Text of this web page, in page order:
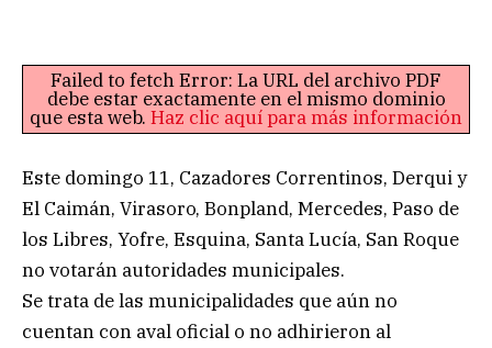
Failed to fetch Error: La URL del archivo PDF
debe estar exactamente en el mismo dominio
que esta web. Haz clic aquí para más información
Este domingo 11, Cazadores Correntinos, Derqui y
El Caimán, Virasoro, Bonpland, Mercedes, Paso de
los Libres, Yofre, Esquina, Santa Lucía, San Roque
no votarán autoridades municipales.
Se trata de las municipalidades que aún no
cuentan con aval oficial o no adhirieron al